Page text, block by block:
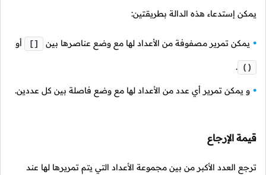
يمكن إستدعاء هذه الدالة بطريقتين:
يمكن تمرير مصفوفة من الأعداد لها مع وضع عناصرها بين [] أو
()
.
و يمكن تمرير أي عدد من الأعداد لها مع وضع فاصلة بين كل عددين.
قيمة الإرجاع
ترجع العدد الأكبر من بين مجموعة الأعداد التي يتم تمريرها لها عند